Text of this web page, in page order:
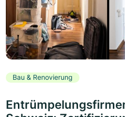
Bau & Renovierung